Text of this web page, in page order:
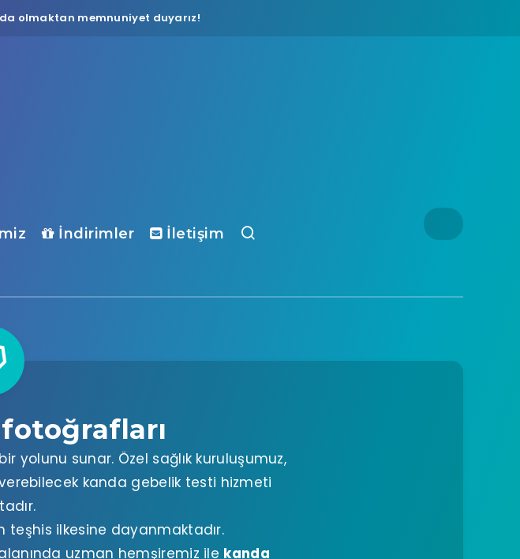
olmaktan memnuniyet duyarız!
İndirimler İletişim
yolunu sunar. Özel sağlık kuruluşumuz,
kanda gebelik testi hizmeti
teşhis ilkesine dayanmaktadır.
uzman hemşiremiz ile kanda